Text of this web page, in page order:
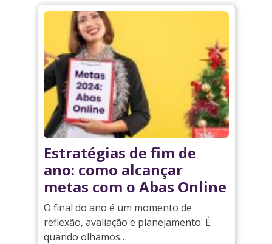
Estratégias de fim de
ano: como alcançar
metas com o Abas Online
O final do ano é um momento de
reflexão, avaliação e planejamento. É
quando olhamos…